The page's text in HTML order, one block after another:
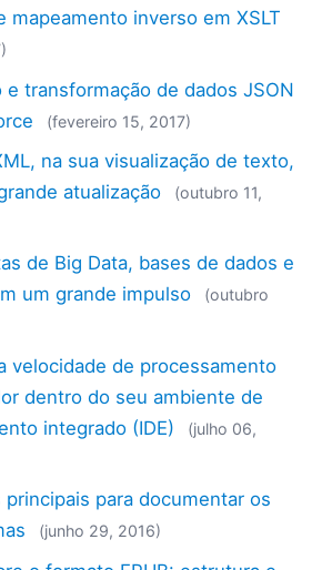
mapeamento inverso em XSLT
e transformação de dados JSON
(fevereiro 15, 2017)
na sua visualização de texto,
atualização
(outubro 11,
de Big Data, bases de dados e
um grande impulso
(outubro
velocidade de processamento
dentro do seu ambiente de
integrado (IDE)
(julho 06,
principais para documentar os
(junho 29, 2016)